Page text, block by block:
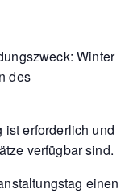
Winter
des
ist erforderlich und
verfügbar sind.
einen